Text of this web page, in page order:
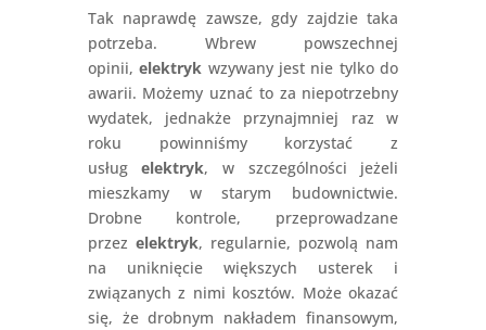
Tak naprawdę zawsze, gdy zajdzie taka
potrzeba. Wbrew powszechnej
opinii,elektryk wzywany jest nie tylko do
awarii. Możemy uznać to za niepotrzebny
wydatek, jednakże przynajmniej raz w
roku powinniśmy korzystać z
usługelektryk, w szczególności jeżeli
mieszkamy w starym budownictwie.
Drobne kontrole, przeprowadzane
przez elektryk, regularnie, pozwolą nam
na uniknięcie większych usterek i
związanych z nimi kosztów. Może okazać
się, że drobnym nakładem finansowym,